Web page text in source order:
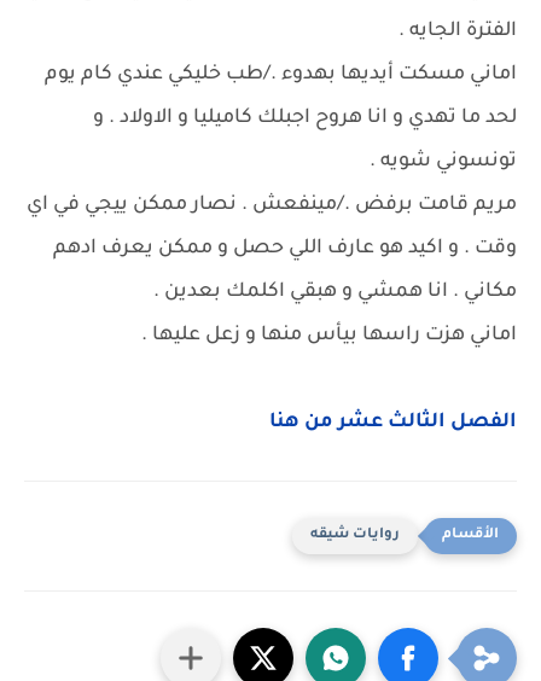
الفترة الجايه .
اماني مسكت أيديها بهدوء ./طب خليكي عندي كام يوم
لحد ما تهدي و انا هروح اجبلك كاميليا و الاولاد . و
تونسوني شويه .
مريم قامت برفض ./مينفعش . نصار ممكن ييجي في اي
وقت . و اكيد هو عارف اللي حصل و ممكن يعرف ادهم
مكاني . انا همشي و هبقي اكلمك بعدين .
اماني هزت راسها بيأس منها و زعل عليها .
الفصل الثالث عشر من هنا
روايات شيقه